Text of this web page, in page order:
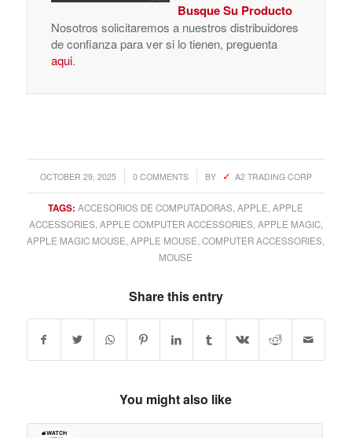
Busque Su Producto
Nosotros solicitaremos a nuestros distribuidores
de confianza para ver si lo tienen, preguenta
aqui.
OCTOBER 29, 2025
/ 0 COMMENTS
/ BY A2 TRADING CORP
TAGS: ACCESORIOS DE COMPUTADORAS,APPLE,APPLE
ACCESSORIES,APPLE COMPUTER ACCESSORIES,APPLE MAGIC,
APPLE MAGIC MOUSE,APPLE MOUSE,COMPUTER ACCESSORIES,
MOUSE
Share this entry
You might also like